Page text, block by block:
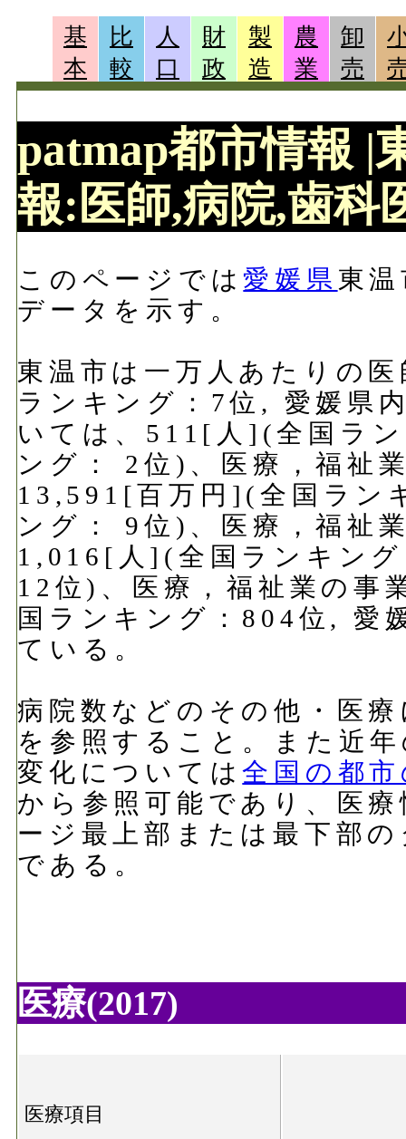
基
本
比
較
人
口
財
政
製
造
農
業
卸
売
patmap都市情報 |
報:医師,病院,歯科
このページでは 愛媛県 東
データを示す。
東温市は一万人あたりの
ランキング：7位, 愛媛県
いては、511[人](全国ラ
ング： 2位)、医療，福祉
13,591[百万円](全国ラン
ング： 9位)、医療，福祉
1,016[人](全国ランキン
12位)、医療，福祉業の
国ランキング：804位, 愛
ている。
病院数などのその他・医
を参照すること。また近
変化については全国の都
から参照可能であり、医
ージ最上部または最下部
である。
医療(2017)
医療項目